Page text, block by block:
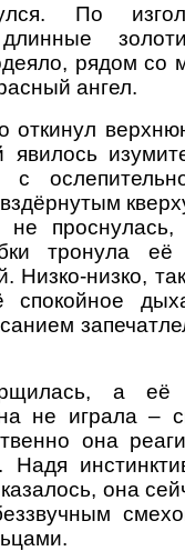
По
рядом со
ангел.
откинул
с
не
тронула
Низко-низко,
спокойное
а её
не играла –
она
Надя
она